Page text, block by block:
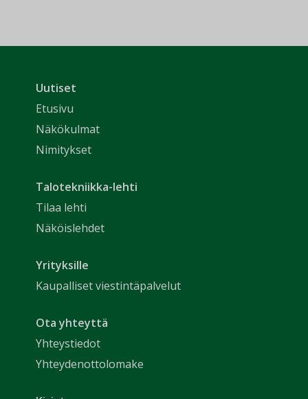
Uutiset
Etusivu
Näkökulmat
Nimitykset
Talotekniikka-lehti
Tilaa lehti
Näköislehdet
Yrityksille
Kaupalliset viestintäpalvelut
Ota yhteyttä
Yhteystiedot
Yhteydenottolomake